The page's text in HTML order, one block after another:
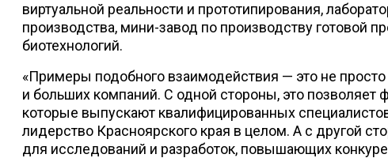
виртуальной реальности и прототипирования,
производства, мини-завод по производству готовой
биотехнологий.
«Примеры подобного взаимодействия — это не
и больших компаний. С одной стороны, это
которые выпускают квалифицированных
лидерство Красноярского края в целом. А с другой
для исследований и разработок, повышающих